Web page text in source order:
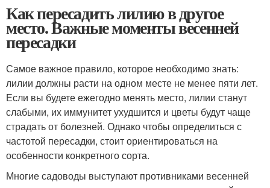
Как пересадить лилию в другое
место. Важные моменты весенней
пересадки
Самое важное правило, которое необходимо знать:
лилии должны расти на одном месте не менее пяти лет.
Если вы будете ежегодно менять место, лилии станут
слабыми, их иммунитет ухудшится и цветы будут чаще
страдать от болезней. Однако чтобы определиться с
частотой пересадки, стоит ориентироваться на
особенности конкретного сорта.
Многие садоводы выступают противниками весенней